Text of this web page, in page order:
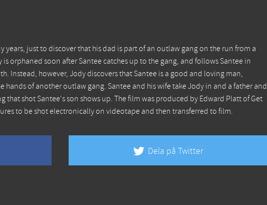
years, just to discover that his dad is part of an outlaw gang on the run from a
orphaned soon after Santee catches up to the gang, and follows Santee in
Instead, however, Jody discovers that Santee is a good and loving man,
hands of another outlaw gang. Santee and his wife take Jody in and a father and
that shot Santee's son shows up. The film was produced by Edward Platt of Get
to be shot electronically on videotape and then transferred to film.
Dela på Twitter